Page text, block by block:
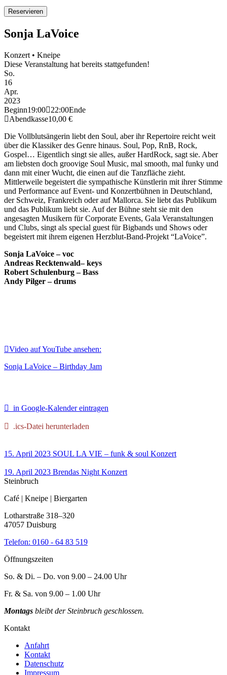
Sonja LaVoice
Konzert • Kneipe
Diese Veranstaltung hat bereits stattgefunden!
So.
16
Apr.
2023
Beginn19:00 22:00Ende
Abendkasse10,00 €
Die Vollblutsängerin liebt den Soul, aber ihr Repertoire reicht weit
über die Klassiker des Genre hinaus. Soul, Pop, RnB, Rock,
Gospel… Eigentlich singt sie alles, außer HardRock, sagt sie. Aber
am liebsten doch groovige Soul Music, mal smooth, mal funky und
dann mit einer Wucht, die einen auf die Tanzfläche zieht.
Mittlerweile begeistert die sympathische Künstlerin mit ihrer Stimme
und Performance auf Event- und Konzertbühnen in Deutschland,
der Schweiz, Frankreich oder auf Mallorca. Sie liebt das Publikum
und das Publikum liebt sie. Auf der Bühne steht sie mit den
angesagten Musikern für Corporate Events, Gala Veranstaltungen
und Clubs, singt als special guest für Bigbands und Shows oder
begeistert mit ihrem eigenen Herzblut-Band-Projekt “LaVoice”.
Sonja LaVoice – voc
Andreas Recktenwald– keys
Robert Schulenburg – Bass
Andy Pilger – drums
Video auf YouTube ansehen:
Sonja LaVoice – Birthday Jam
in Google-Kalender eintragen
.ics-Datei herunterladen
15. April 2023 SOUL LA VIE – funk & soul Konzert
19. April 2023 Brendas Night Konzert
Steinbruch
Café | Kneipe | Biergarten
Lotharstraße 318–320
47057 Duisburg
Telefon: 0160 - 64 83 519
Öffnungszeiten
So. & Di. – Do. von 9.00 – 24.00 Uhr
Fr. & Sa. von 9.00 – 1.00 Uhr
Montags bleibt der Steinbruch geschlossen.
Kontakt
Anfahrt
Kontakt
Datenschutz
Impressum